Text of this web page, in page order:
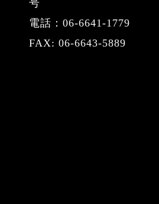
号
電話：06-6641-1779
FAX: 06-6643-5889